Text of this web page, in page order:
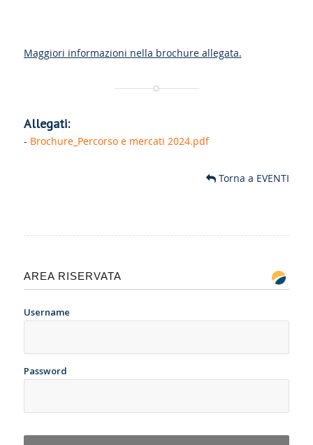
Maggiori informazioni nella brochure allegata.
Allegati:
- Brochure_Percorso e mercati 2024.pdf
Torna a EVENTI
AREA RISERVATA
Username
Password